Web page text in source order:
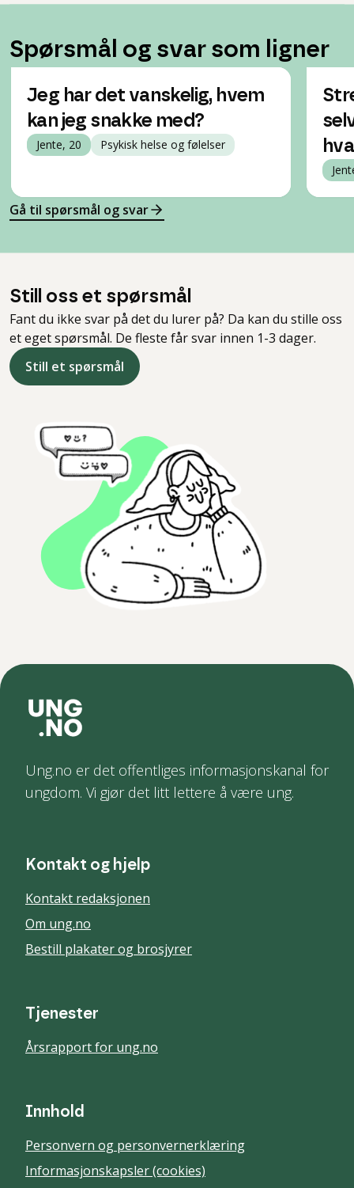
Spørsmål og svar som ligner
Jeg har det vanskelig, hvem
kan jeg snakke med?
Jente, 20 Psykisk helse og følelser
Gå til spørsmål og svar
Still oss et spørsmål
Fant du ikke svar på det du lurer på? Da kan du stille oss
et eget spørsmål. De fleste får svar innen 1-3 dager.
Still et spørsmål
Ung.no er det offentliges informasjonskanal for
ungdom. Vi gjør det litt lettere å være ung.
Kontakt og hjelp
Kontakt redaksjonen
Om ung.no
Bestill plakater og brosjyrer
Tjenester
Årsrapport for ung.no
Innhold
Personvern og personvernerklæring
Informasjonskapsler (cookies)